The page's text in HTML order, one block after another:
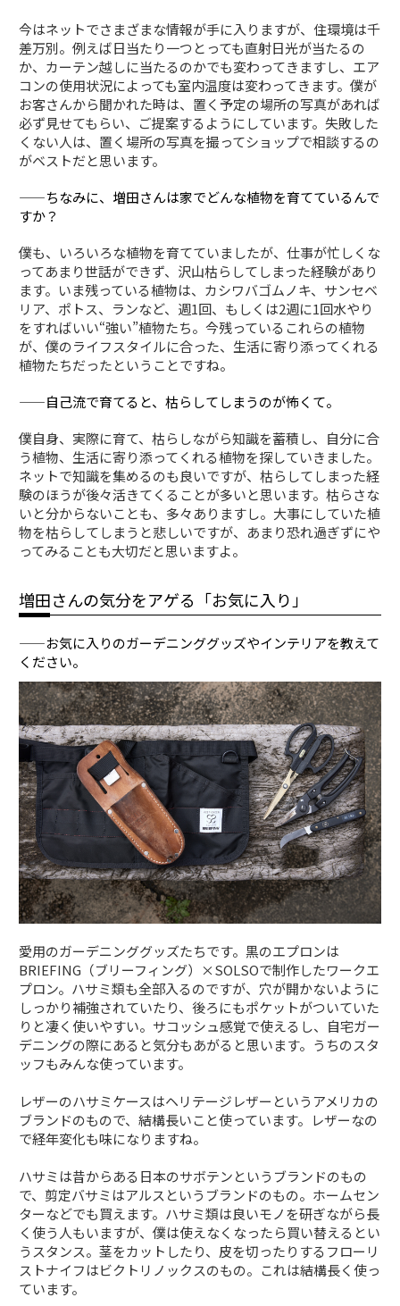
今はネットでさまざまな情報が手に入りますが、住環境は千
差万別。例えば日当たり一つとっても直射日光が当たるの
か、カーテン越しに当たるのかでも変わってきますし、エア
コンの使用状況によっても室内温度は変わってきます。僕が
お客さんから聞かれた時は、置く予定の場所の写真があれば
必ず見せてもらい、ご提案するようにしています。失敗した
くない人は、置く場所の写真を撮ってショップで相談するの
がベストだと思います。
——ちなみに、増田さんは家でどんな植物を育てているんで
すか？
僕も、いろいろな植物を育てていましたが、仕事が忙しくな
ってあまり世話ができず、沢山枯らしてしまった経験があり
ます。いま残っている植物は、カシワバゴムノキ、サンセベ
リア、ポトス、ランなど、週1回、もしくは2週に1回水やり
をすればいい“強い”植物たち。今残っているこれらの植物
が、僕のライフスタイルに合った、生活に寄り添ってくれる
植物たちだったということですね。
——自己流で育てると、枯らしてしまうのが怖くて。
僕自身、実際に育て、枯らしながら知識を蓄積し、自分に合
う植物、生活に寄り添ってくれる植物を探していきました。
ネットで知識を集めるのも良いですが、枯らしてしまった経
験のほうが後々活きてくることが多いと思います。枯らさな
いと分からないことも、多々ありますし。大事にしていた植
物を枯らしてしまうと悲しいですが、あまり恐れ過ぎずにや
ってみることも大切だと思いますよ。
増田さんの気分をアゲる「お気に入り」
——お気に入りのガーデニンググッズやインテリアを教えて
ください。
愛用のガーデニンググッズたちです。黒のエプロンは
BRIEFING（ブリーフィング）×SOLSOで制作したワークエ
プロン。ハサミ類も全部入るのですが、穴が開かないように
しっかり補強されていたり、後ろにもポケットがついていた
りと凄く使いやすい。サコッシュ感覚で使えるし、自宅ガー
デニングの際にあると気分もあがると思います。うちのスタ
ッフもみんな使っています。
レザーのハサミケースはヘリテージレザーというアメリカの
ブランドのもので、結構長いこと使っています。レザーなの
で経年変化も味になりますね。
ハサミは昔からある日本のサボテンというブランドのもの
で、剪定バサミはアルスというブランドのもの。ホームセン
ターなどでも買えます。ハサミ類は良いモノを研ぎながら長
く使う人もいますが、僕は使えなくなったら買い替えるとい
うスタンス。茎をカットしたり、皮を切ったりするフローリ
ストナイフはビクトリノックスのもの。これは結構長く使っ
ています。